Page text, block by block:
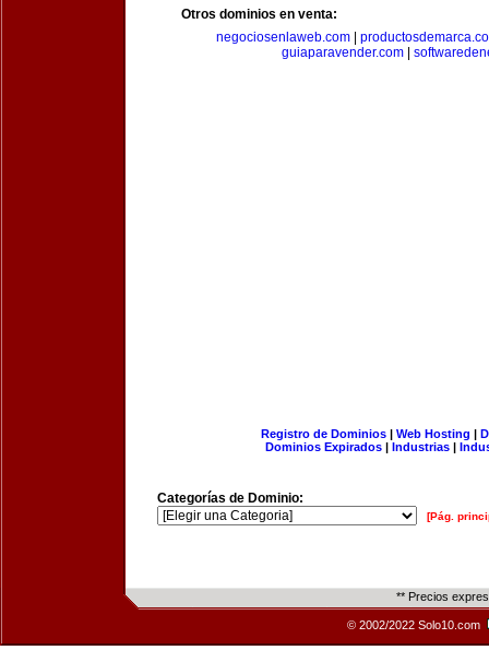
Otros dominios en venta:
negociosenlaweb.com
guiaparavender.com|
Registro de Dominios| Web Hosting |
Dominios Expirados | Industrias |
Categorías de Dominio:
[Pág.
** Precios
© 2002/2022 Solo10.com